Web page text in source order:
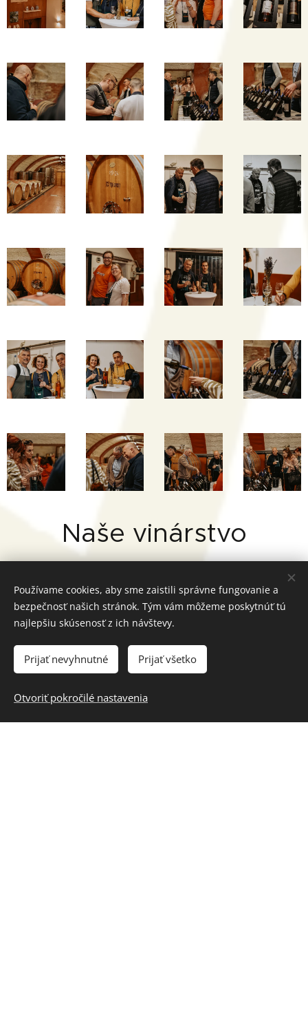
Naše vinárstvo
Používame cookies, aby sme zaistili správne fungovanie a
bezpečnosť našich stránok. Tým vám môžeme poskytnúť tú
najlepšiu skúsenosť z ich návštevy.
Prijať nevyhnutné Prijať všetko
Otvoriť pokročilé nastavenia